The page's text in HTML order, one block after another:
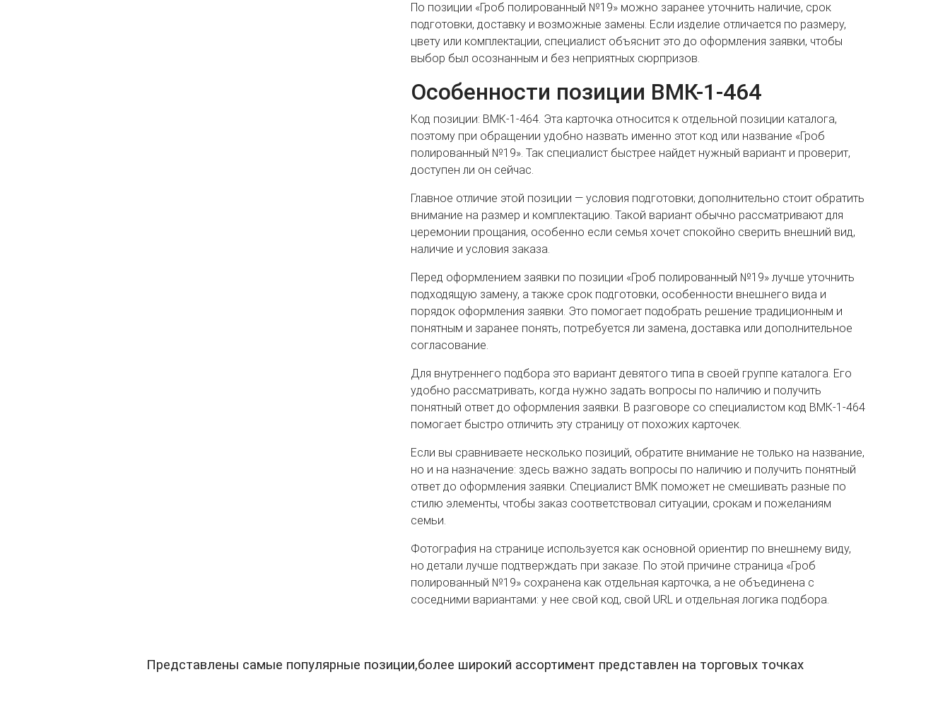
По позиции «Гроб полированный №19» можно заранее уточнить наличие, срок
подготовки, доставку и возможные замены. Если изделие отличается по размеру,
цвету или комплектации, специалист объяснит это до оформления заявки, чтобы
выбор был осознанным и без неприятных сюрпризов.
Особенности позиции ВМК-1-464
Код позиции: ВМК-1-464. Эта карточка относится к отдельной позиции каталога,
поэтому при обращении удобно назвать именно этот код или название «Гроб
полированный №19». Так специалист быстрее найдет нужный вариант и проверит,
доступен ли он сейчас.
Главное отличие этой позиции — условия подготовки; дополнительно стоит обратить
внимание на размер и комплектацию. Такой вариант обычно рассматривают для
церемонии прощания, особенно если семья хочет спокойно сверить внешний вид,
наличие и условия заказа.
Перед оформлением заявки по позиции «Гроб полированный №19» лучше уточнить
подходящую замену, а также срок подготовки, особенности внешнего вида и
порядок оформления заявки. Это помогает подобрать решение традиционным и
понятным и заранее понять, потребуется ли замена, доставка или дополнительное
согласование.
Для внутреннего подбора это вариант девятого типа в своей группе каталога. Его
удобно рассматривать, когда нужно задать вопросы по наличию и получить
понятный ответ до оформления заявки. В разговоре со специалистом код ВМК-1-464
помогает быстро отличить эту страницу от похожих карточек.
Если вы сравниваете несколько позиций, обратите внимание не только на название,
но и на назначение: здесь важно задать вопросы по наличию и получить понятный
ответ до оформления заявки. Специалист ВМК поможет не смешивать разные по
стилю элементы, чтобы заказ соответствовал ситуации, срокам и пожеланиям
семьи.
Фотография на странице используется как основной ориентир по внешнему виду,
но детали лучше подтверждать при заказе. По этой причине страница «Гроб
полированный №19» сохранена как отдельная карточка, а не объединена с
соседними вариантами: у нее свой код, свой URL и отдельная логика подбора.
Представлены самые популярные позиции,более широкий ассортимент представлен на торговых точках